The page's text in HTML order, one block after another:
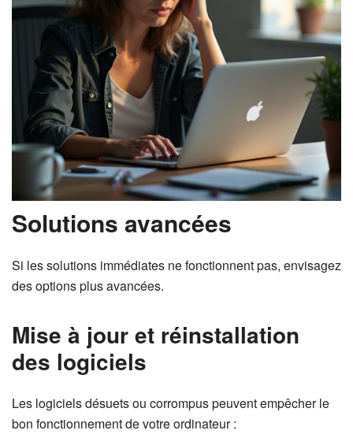
Solutions avancées
Si les solutions immédiates ne fonctionnent pas, envisagez
des options plus avancées.
Mise à jour et réinstallation
des logiciels
Les logiciels désuets ou corrompus peuvent empêcher le
bon fonctionnement de votre ordinateur :